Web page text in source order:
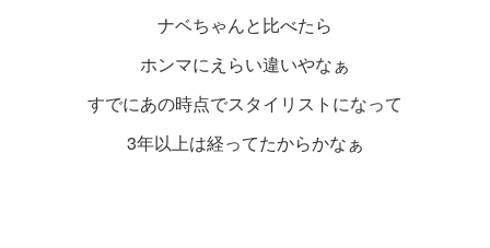
ナベちゃんと比べたら
ホンマにえらい違いやなぁ
すでにあの時点でスタイリストになって
3年以上は経ってたからかなぁ